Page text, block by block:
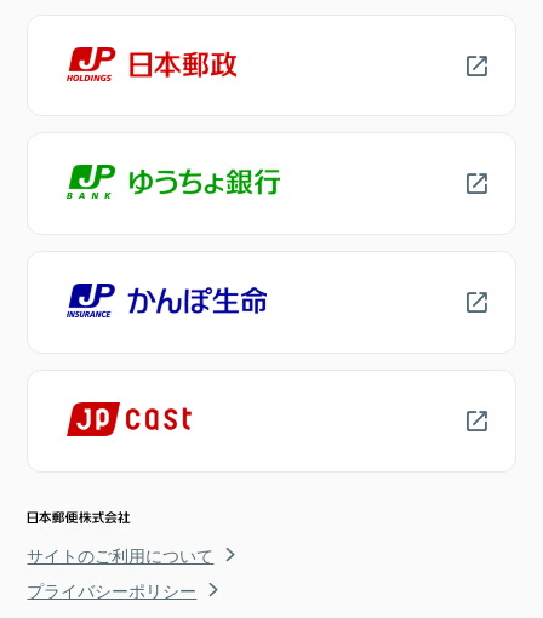
サイトのご利用について
プライバシーポリシー